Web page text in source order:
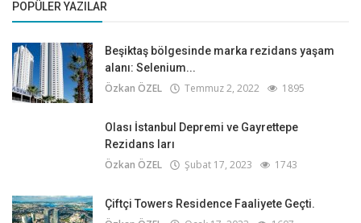
POPÜLER YAZILAR
Beşiktaş bölgesinde marka rezidans yaşam
alanı: Selenium...
Özkan ÖZEL Temmuz 2, 2022 1895
Olası İstanbul Depremi ve Gayrettepe
Rezidans ları
Özkan ÖZEL Şubat 17, 2023 1743
Çiftçi Towers Residence Faaliyete Geçti.